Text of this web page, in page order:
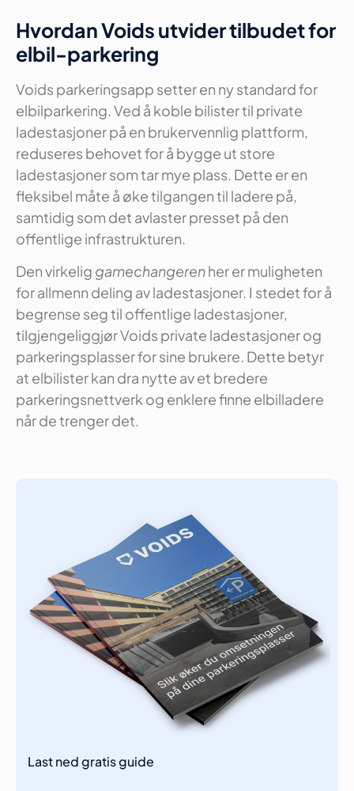
Hvordan Voids utvider tilbudet for
elbil-parkering
Voids parkeringsapp setter en ny standard for
elbilparkering. Ved å koble bilister til private
ladestasjoner på en brukervennlig plattform,
reduseres behovet for å bygge ut store
ladestasjoner som tar mye plass. Dette er en
fleksibel måte å øke tilgangen til ladere på,
samtidig som det avlaster presset på den
offentlige infrastrukturen.
Den virkelig gamechangerenher er muligheten
for allmenn deling av ladestasjoner. I stedet for å
begrense seg til offentlige ladestasjoner,
tilgjengeliggjør Voids private ladestasjoner og
parkeringsplasser for sine brukere. Dette betyr
at elbilister kan dra nytte av et bredere
parkeringsnettverk og enklere finne elbilladere
når de trenger det.
Last ned gratis guide